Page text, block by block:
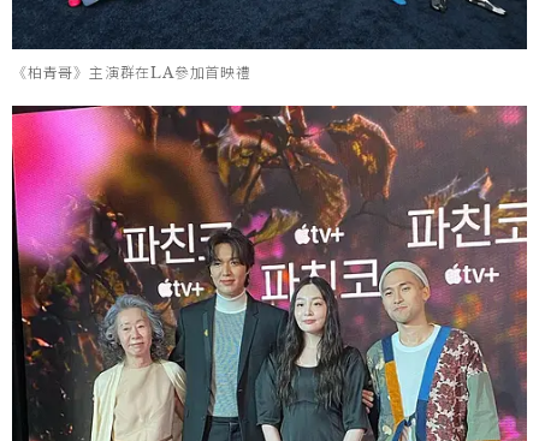
《柏青哥》主演群在LA參加首映禮